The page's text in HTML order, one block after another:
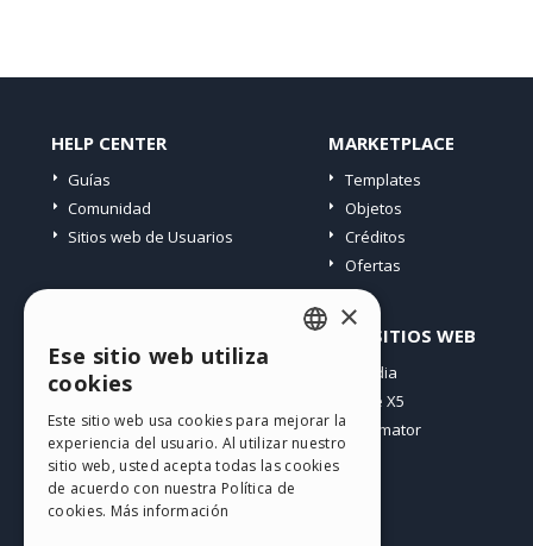
HELP CENTER
Guías
Comunidad
Sitios web de Usuarios
MARKETPLACE
Templates
Objetos
Créditos
Ofertas
Mis post
Mis download
Espacio Web
Mis Créditos
OTROS SITIOS WEB
Incomedia
WebSite X5
WebAnimator
GERMAN
SPANISH
×
Ese sitio web utiliza
cookies
Este sitio web usa cookies para mejorar la
experiencia del usuario. Al utilizar nuestro
sitio web, usted acepta todas las cookies
de acuerdo con nuestra Política de
cookies. Más información